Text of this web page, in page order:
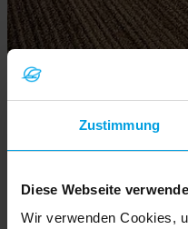
Zustimmung
Diese Webseite
Wir verwenden Cookies,
Un AgroTraining